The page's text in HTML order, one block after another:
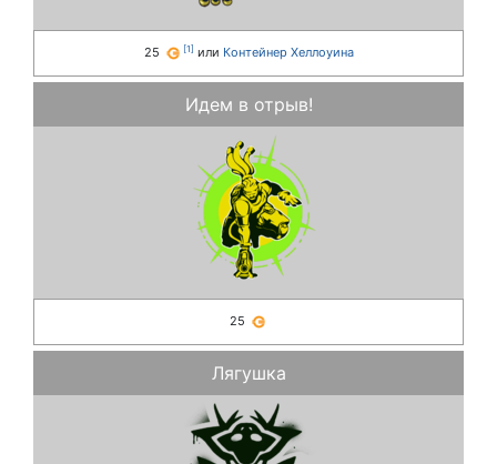
25 [1] или Контейнер Хеллоуина
Идем в отрыв!
25
Лягушка